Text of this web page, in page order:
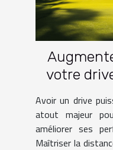
votre
Avoir un drive
atout majeur
améliorer ses
Maîtriser la